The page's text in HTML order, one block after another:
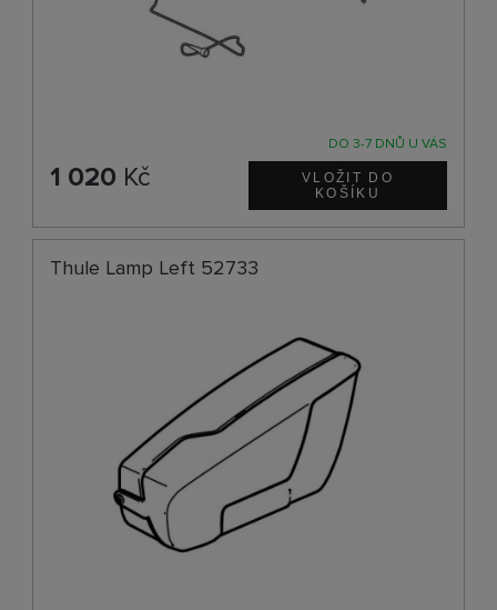
DO 3-7 DNŮ U VÁS
1 020 Kč
Thule Lamp Left 52733